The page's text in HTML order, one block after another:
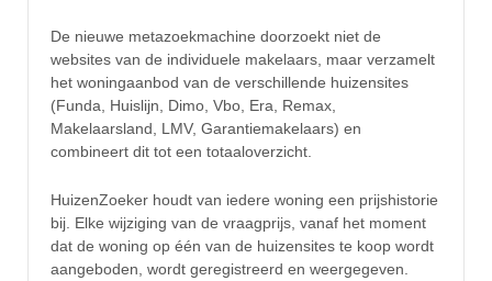
De nieuwe metazoekmachine doorzoekt niet de
websites van de individuele makelaars, maar verzamelt
het woningaanbod van de verschillende huizensites
(Funda, Huislijn, Dimo, Vbo, Era, Remax,
Makelaarsland, LMV, Garantiemakelaars) en
combineert dit tot een totaaloverzicht.
HuizenZoeker houdt van iedere woning een prijshistorie
bij. Elke wijziging van de vraagprijs, vanaf het moment
dat de woning op één van de huizensites te koop wordt
aangeboden, wordt geregistreerd en weergegeven.